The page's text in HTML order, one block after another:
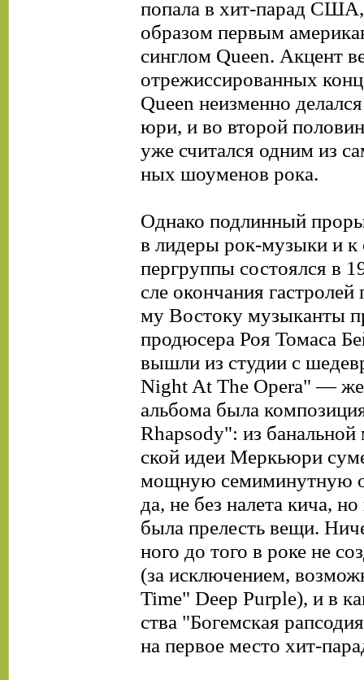
попала в хит-парад США,
образом первым
синглом Queen. Акцент
отрежиссированных
Queen неизменно
юри, и во второй
уже считался одним из
ных шоуменов рока.
Однако подлинный
в лидеры рок-музыки и к
пергруппы состоялся в
сле окончания
му Востоку музыканты
продюсера Роя Томаса
вышли из студии с
Night At The Opera" —
альбома была
Rhapsody": из банальной
ской идеи Меркьюри
мощную семиминутную
да, не без налета кича,
была прелесть вещи.
ного до того в роке не
(за исключением,
Time" Deep Purple), и в
ства "Богемская
на первое место хит-